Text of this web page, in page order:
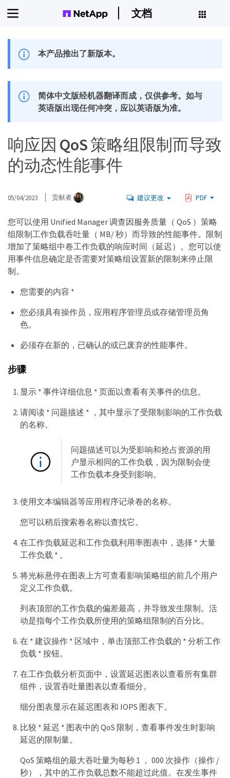
文档
本产品推出了新版本。
简体中文版经机器翻译而成，仅供参考。如与
英语版出现任何冲突，应以英语版为准。
响应因 QoS 策略组限制而导致
的动态性能事件
05/04/2023 贡献者 建议更改 PDF
您可以使用 Unified Manager 调查因服务质量（ QoS ）策略
组限制工作负载吞吐量（ MB/ 秒）而导致的性能事件。限制
增加了策略组中卷工作负载的响应时间（延迟）。您可以使
用事件信息确定是否需要对策略组设置新的限制来停止限
制。
您需要的内容 *
您必须具有操作员，应用程序管理员或存储管理员角
色。
必须存在新的，已确认的或已废弃的性能事件。
步骤
显示 * 事件详细信息 * 页面以查看有关事件的信息。
请阅读 * 问题描述 * ，其中显示了受限制影响的工作负载
的名称。
问题描述可以为受影响和抢占资源的用
户显示相同的工作负载，因为限制会使
工作负载本身受到影响。
使用文本编辑器等应用程序记录卷的名称。
您可以稍后搜索卷名称以查找它。
在工作负载延迟和工作负载利用率图表中，选择 * 大量
工作负载 * 。
将光标悬停在图表上方可查看影响策略组的前几个用户
定义工作负载。
列表顶部的工作负载的偏差最高，并导致发生限制。活
动是指每个工作负载所使用的策略组限制的百分比。
在 * 建议操作 * 区域中，单击顶部工作负载的 * 分析工作
负载 * 按钮。
在工作负载分析页面中，设置延迟图表以查看所有集群
组件，设置吞吐量图表以查看细分。
细分图表显示在延迟图表和 IOPS 图表下。
比较 * 延迟 * 图表中的 QoS 限制，查看事件发生时影响
延迟的限制量。
QoS 策略组的最大吞吐量为每秒 1 ， 000 次操作（操作 /
秒），其中的工作负载总数不能超过此值。在发生事件